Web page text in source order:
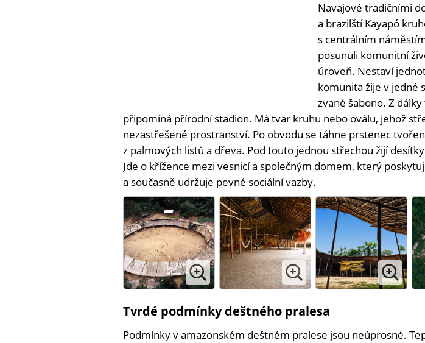
Navajové tradičními
a brazilští Kayapó
s centrálním
posunuli komunitní
úroveň. Nestaví
komunita žije v jedné
zvané šabono. Z
připomíná přírodní stadion. Má tvar kruhu nebo oválu, jehož
nezastřešené prostranství. Po obvodu se táhne prstenec
z palmových listů a dřeva. Pod touto jednou střechou žijí
Jde o křížence mezi vesnicí a společným domem, který
a současně udržuje pevné sociální vazby.
Tvrdé podmínky deštného pralesa
Podmínky v amazonském deštném pralese jsou neúprosné.